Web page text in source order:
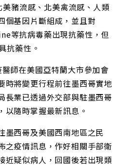
豬流感、北美禽流感、人類
個基因片斷組成，並且對
等抗病毒藥出現抗藥性，但
抗藥性。
師在美國亞特蘭大市參加會
時將變更行程前往墨西哥實地
長業已透過外交部與駐墨西哥
以隨時掌握最新訊息。
墨西哥及美國西南地區之民
之疫情訊息，作好相關手部衛
近疑似病人，回國後若出現類